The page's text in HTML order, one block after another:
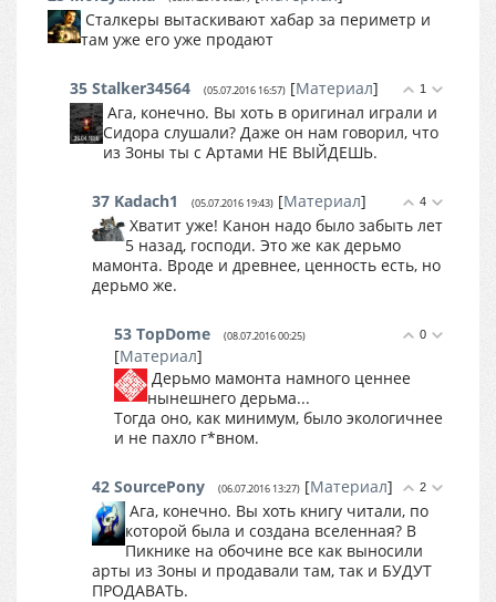
Сталкеры вытаскивают хабар за периметр и
там уже его уже продают
1
35 Stalker34564 (05.07.2016 16:57) [Материал]
Ага, конечно. Вы хоть в оригинал играли и
Сидора слушали? Даже он нам говорил, что
из Зоны ты с Артами НЕ ВЫЙДЕШЬ.
4
37 Kadach1 (05.07.2016 19:43) [Материал]
Хватит уже! Канон надо было забыть лет
5 назад, господи. Это же как дерьмо
мамонта. Вроде и древнее, ценность есть, но
дерьмо же.
0
53 TopDome (08.07.2016 00:25)
[Материал]
Дерьмо мамонта намного ценнее
нынешнего дерьма...
Тогда оно, как минимум, было экологичнее
и не пахло г*вном.
2
42 SourcePony (06.07.2016 13:27) [Материал]
Ага, конечно. Вы хоть книгу читали, по
которой была и создана вселенная? В
Пикнике на обочине все как выносили
арты из Зоны и продавали там, так и БУДУТ
ПРОДАВАТЬ.